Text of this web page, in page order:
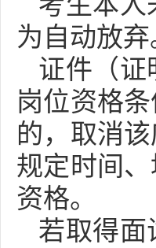
为自动放弃
证件（证
岗位资格
的，取消
规定时间
资格。
若取得面